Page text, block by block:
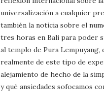
universalización a cualquier
también la noticia sobre el
tres horas en Bali para poder
al templo de Pura
realmente de este tipo de
alejamiento de hecho de la
y qué ansiedades sofocamos